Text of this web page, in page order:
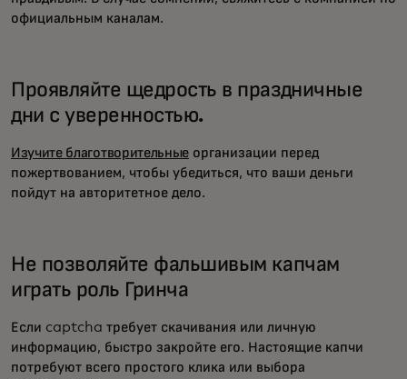
официальным каналам.
Проявляйте щедрость в праздничные
дни с уверенностью.
Изучите благотворительные организации перед
пожертвованием, чтобы убедиться, что ваши деньги
пойдут на авторитетное дело.
Не позволяйте фальшивым капчам
играть роль Гринча
Если captcha требует скачивания или личную
информацию, быстро закройте его. Настоящие капчи
потребуют всего простого клика или выбора